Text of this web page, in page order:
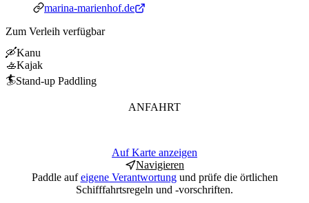
Webseitemarina-marienhof.de
Zum Verleih verfügbar
🛶Kanu
🚣Kajak
🏄Stand-up Paddling
ANFAHRT
Auf Karte anzeigen
Navigieren
Paddle aufeigene Verantwortungund prüfe die örtlichen
Schifffahrtsregeln und -vorschriften.